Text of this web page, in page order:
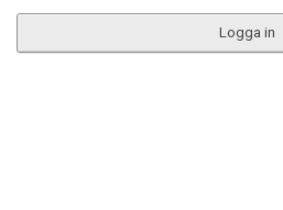
Logga in